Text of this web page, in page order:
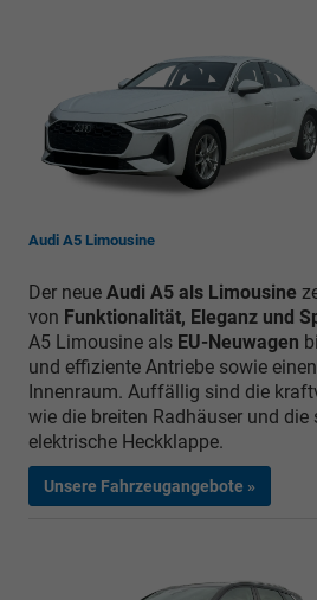
Audi A5 Limousine
Der neue Audi A5 als Limousine
von Funktionalität, Eleganz und
A5 Limousine als EU-Neuwagen
und effiziente Antriebe sowie
Innenraum. Auffällig sind die
wie die breiten Radhäuser und die
elektrische Heckklappe.
Unsere Fahrzeugangebote »